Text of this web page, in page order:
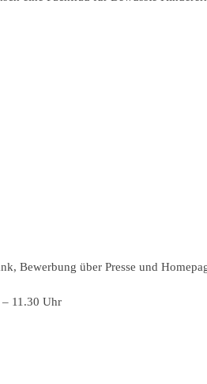
Bewerbung über Presse und
– 11.30 Uhr